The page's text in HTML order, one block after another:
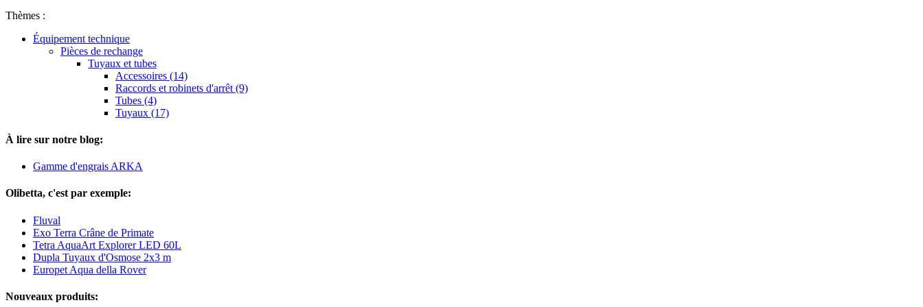
Thèmes :
Équipement technique
Pièces de rechange
Tuyaux et tubes
Accessoires (14)
Raccords et robinets d'arrêt (9)
Tubes (4)
Tuyaux (17)
À lire sur notre blog:
Gamme d'engrais ARKA
Olibetta, c'est par exemple:
Fluval
Exo Terra Crâne de Primate
Tetra AquaArt Explorer LED 60L
Dupla Tuyaux d'Osmose 2x3 m
Europet Aqua della Rover
Nouveaux produits: